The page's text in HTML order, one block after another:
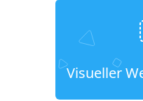
Visueller